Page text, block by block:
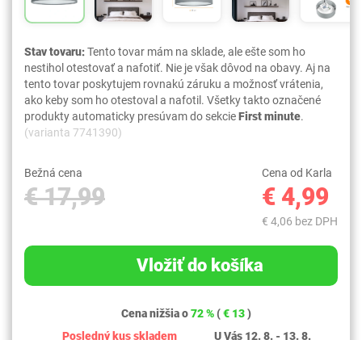
Stav tovaru:Tento tovar mám na sklade, ale ešte som ho
nestihol otestovať a nafotiť. Nie je však dôvod na obavy. Aj na
tento tovar poskytujem rovnakú záruku a možnosť vrátenia,
ako keby som ho otestoval a nafotil. Všetky takto označené
produkty automaticky presúvam do sekcieFirst minute.
(varianta 7741390)
Bežná cena
€ 17,99
Cena od Karla
€ 4,99
€ 4,06 bez DPH
Vložiť do košíka
Cena nižšia o72 % (€ 13)
Posledný kus skladem
U Vás 12. 8. - 13. 8.